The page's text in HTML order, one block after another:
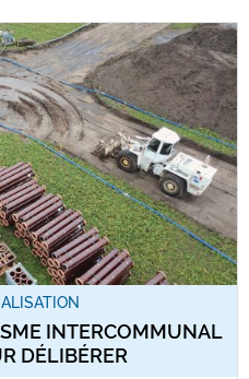
INTERCOMMUNAL
DÉLIBÉRER